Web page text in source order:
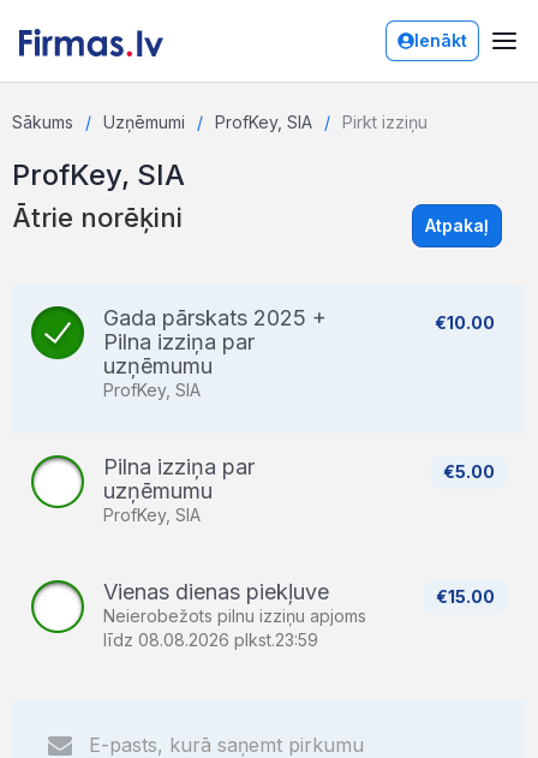
Ienākt
Sākums Uzņēmumi ProfKey, SIA Pirkt izziņu
ProfKey, SIA
Ātrie norēķini Atpakaļ
€10.00
Gada pārskats 2025 +
Pilna izziņa par
uzņēmumu
ProfKey, SIA
€5.00
Pilna izziņa par
uzņēmumu
ProfKey, SIA
€15.00
Vienas dienas piekļuve
Neierobežots pilnu izziņu apjoms
līdz 08.08.2026 plkst.23:59